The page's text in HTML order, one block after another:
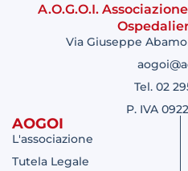
A.O.G.O.I.
Via Giuseppe
Tel. 02
P. IVA
AOGOI
L'associazione
Tutela Legale